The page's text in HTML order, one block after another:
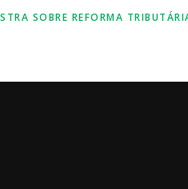
SOBRE REFORMA